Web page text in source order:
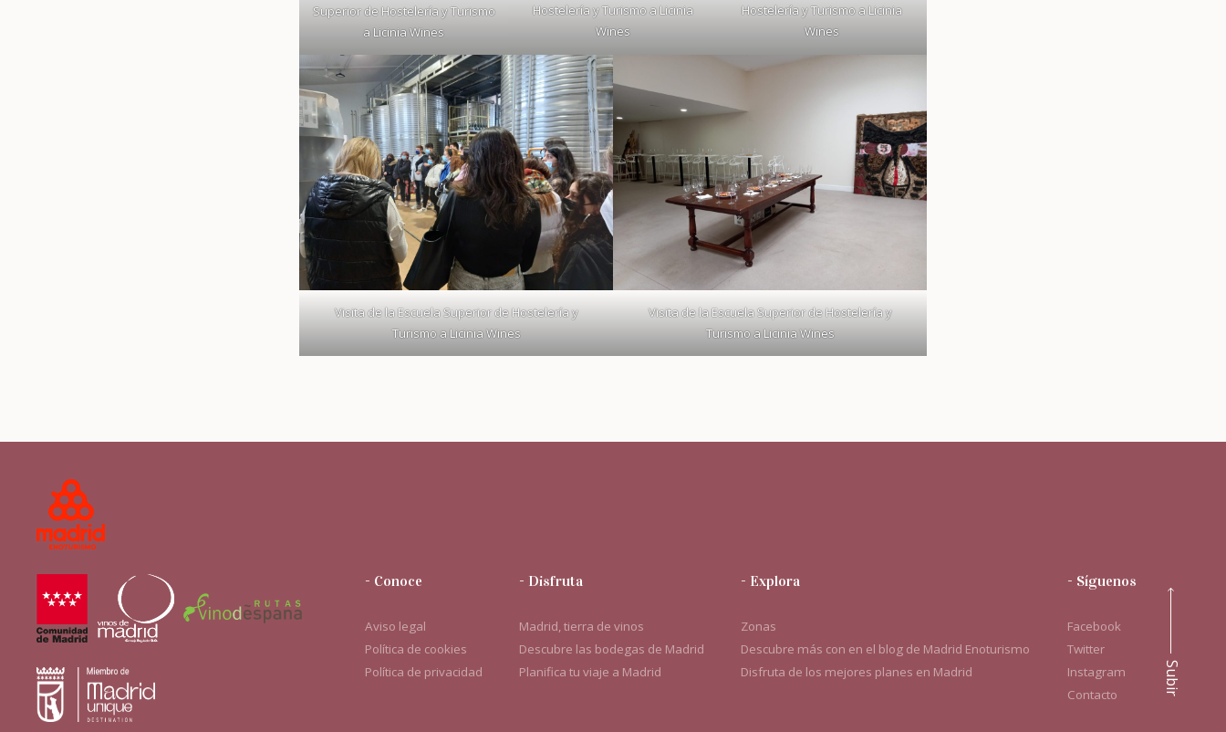
Superior de Hostelería y Turismo
a Licinia Wines
Hostelería y Turismo a Licinia
Wines
Hostelería y Turismo a Licinia
Wines
Visita de la Escuela Superior de Hostelería y
Turismo a Licinia Wines
Visita de la Escuela Superior de Hostelería y
Turismo a Licinia Wines
- Conoce
Aviso legal
Política de cookies
Política de privacidad
- Disfruta
Madrid, tierra de vinos
Descubre las bodegas de Madrid
Planifica tu viaje a Madrid
- Explora
Zonas
Descubre más con en el blog de Madrid Enoturismo
Disfruta de los mejores planes en Madrid
- Síguenos
Facebook
Twitter
Instagram
Contacto
Subir